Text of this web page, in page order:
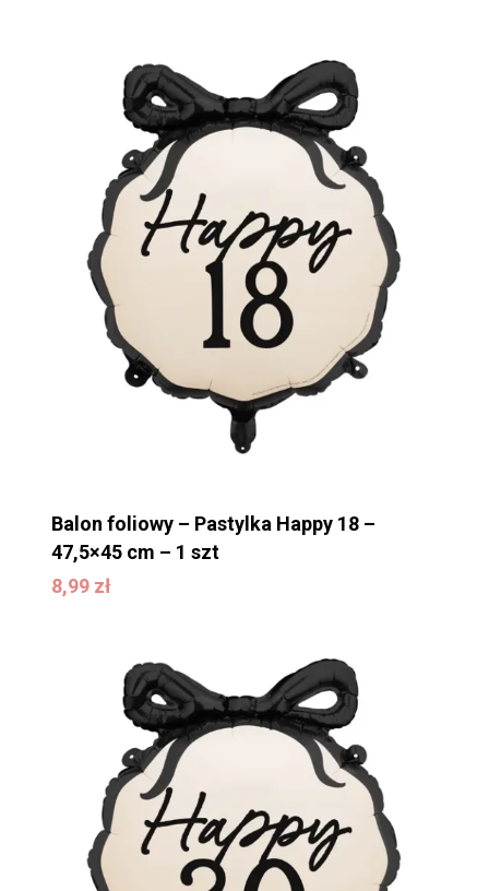
Balon foliowy – Pastylka Happy 18 –
47,5×45 cm – 1 szt
8,99 zł
8,99zł